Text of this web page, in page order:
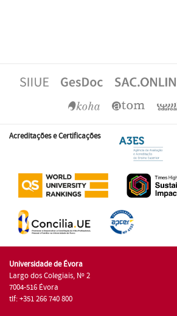
Acreditações e Certificações
Universidade de Évora
Largo dos Colegiais, Nº 2
7004-516 Évora
tlf: +351 266 740 800